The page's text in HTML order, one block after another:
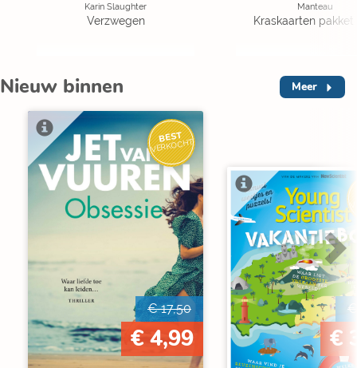
Karin Slaughter
Verzwegen
Manteau
Kraskaarten pakket
Nieuw binnen Meer
BEST
VERKOCHT
€ 17,50
€ 4,99 €